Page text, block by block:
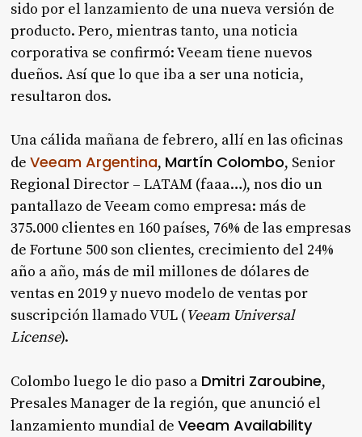
sido por el lanzamiento de una nueva versión de
producto. Pero, mientras tanto, una noticia
corporativa se confirmó: Veeam tiene nuevos
dueños. Así que lo que iba a ser una noticia,
resultaron dos.
Una cálida mañana de febrero, allí en las oficinas
deVeeam Argentina, Martín Colombo, Senior
Regional Director – LATAM (faaa…), nos dio un
pantallazo de Veeam como empresa: más de
375.000 clientes en 160 países, 76% de las empresas
de Fortune 500 son clientes, crecimiento del 24%
año a año, más de mil millones de dólares de
ventas en 2019 y nuevo modelo de ventas por
suscripción llamado VUL (Veeam Universal
License).
Colombo luego le dio paso a Dmitri Zaroubine,
Presales Manager de la región, que anunció el
lanzamiento mundial deVeeam Availability